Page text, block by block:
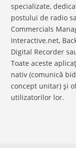
specializate,
postului de radio
Commercials
Interactive.net,
Digital Recorder
Toate aceste
nativ (comunică
concept unitar) şi
utilizatorilor lor.